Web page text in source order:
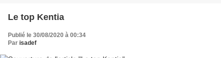
Le top Kentia
Publié le 30/08/2020 à 00:34
Par isadef